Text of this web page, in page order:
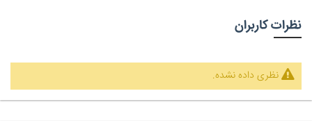
نظرات کاربران
نظری داده نشده.